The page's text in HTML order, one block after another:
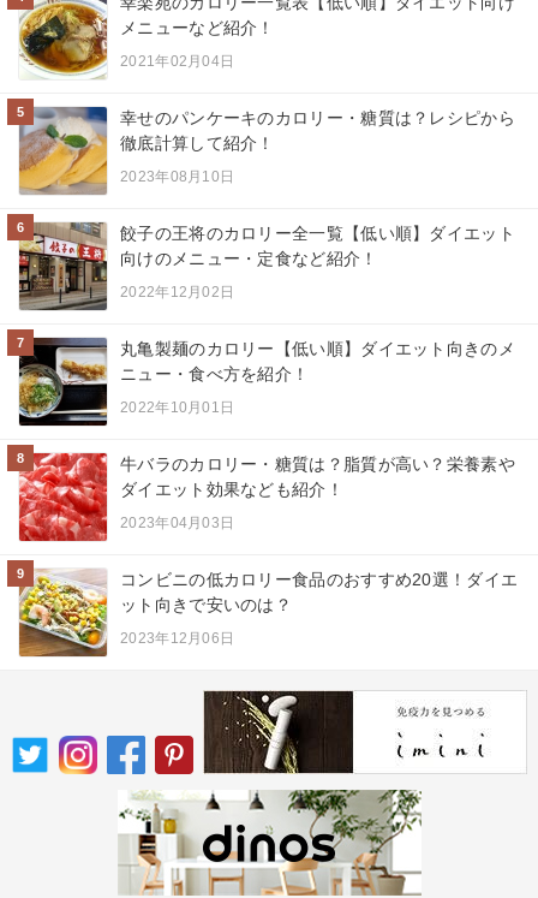
メニューなど紹介！
2021年02月04日
5
幸せのパンケーキのカロリー・糖質は？レシピから
徹底計算して紹介！
2023年08月10日
6
餃子の王将のカロリー全一覧【低い順】ダイエット
向けのメニュー・定食など紹介！
2022年12月02日
7
丸亀製麺のカロリー【低い順】ダイエット向きのメ
ニュー・食べ方を紹介！
2022年10月01日
8
牛バラのカロリー・糖質は？脂質が高い？栄養素や
ダイエット効果なども紹介！
2023年04月03日
9
コンビニの低カロリー食品のおすすめ20選！ダイエ
ット向きで安いのは？
2023年12月06日